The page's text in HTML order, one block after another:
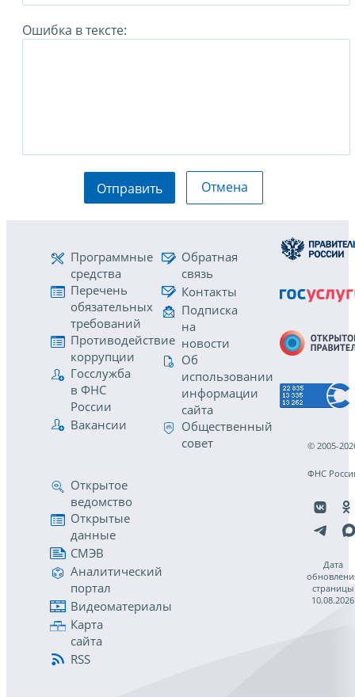
Ошибка в тексте:
Отправить Отмена
Программные
средства
Перечень
обязательных
требований
Противодействие
коррупции
Госслужба
в ФНС
России
Вакансии
Обратная
связь
Контакты
Подписка
на
новости
Об
использовании
информации
сайта
Общественный
совет
Открытое
ведомство
Открытые
данные
СМЭВ
Аналитический
портал
Видеоматериалы
Карта
сайта
RSS
© 2005-
ФНС
Дата
страницы
10.08.2026